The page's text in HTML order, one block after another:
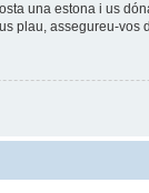
una estona i us
plau, assegureu-